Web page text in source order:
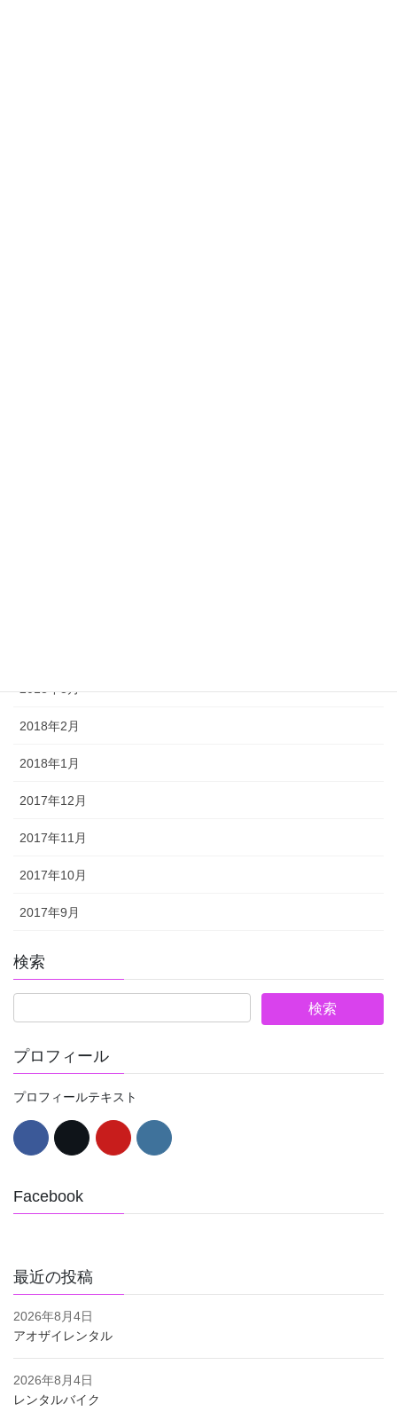
2018年3月
2018年2月
2018年1月
2017年12月
2017年11月
2017年10月
2017年9月
検索
プロフィール
プロフィールテキスト
Facebook
最近の投稿
2026年8月4日
アオザイレンタル
2026年8月4日
レンタルバイク